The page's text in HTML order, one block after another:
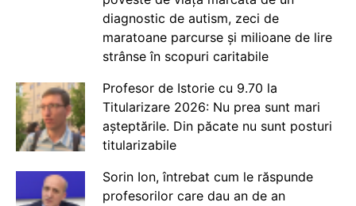
diagnostic de autism, zeci de
maratoane parcurse și milioane de lire
strânse în scopuri caritabile
Profesor de Istorie cu 9.70 la
Titularizare 2026: Nu prea sunt mari
așteptările. Din păcate nu sunt posturi
titularizabile
Sorin Ion, întrebat cum le răspunde
profesorilor care dau an de an